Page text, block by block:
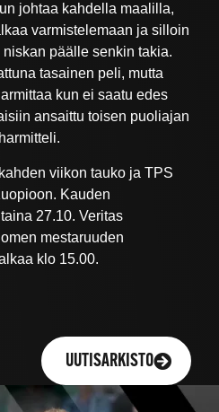
johtaa kahdella maalilla,
varmistelemaan ja silloin
päälle senkin takia.
tasainen peli, mutta
kun ei saatu edes
ansaittu toisen puoliajan
viikon tauko ja TPS
Kauden
27.10. Veritas
mestaruuden
klo 15.00.
UUTISARKISTO